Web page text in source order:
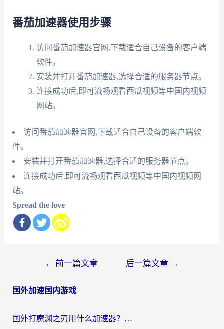
番茄加速器使用步骤
访问番茄加速器官网,下载适合自己设备的客户端
软件。
安装并打开番茄加速器,选择合适的服务器节点。
连接成功后,即可流畅观看西瓜视频等中国内视频
网站。
访问番茄加速器官网,下载适合自己设备的客户端软
件。
安装并打开番茄加速器,选择合适的服务器节点。
连接成功后,即可流畅观看西瓜视频等中国内视频网
站。
Spread the love
导
← 前一篇文章 后一篇文章 →
国外加速国内游戏
国外打魔渊之刃用什么加速器？2026海外玩家国服游戏加速全攻略（附闪耀暖暖&复苏的魔女避坑指南）